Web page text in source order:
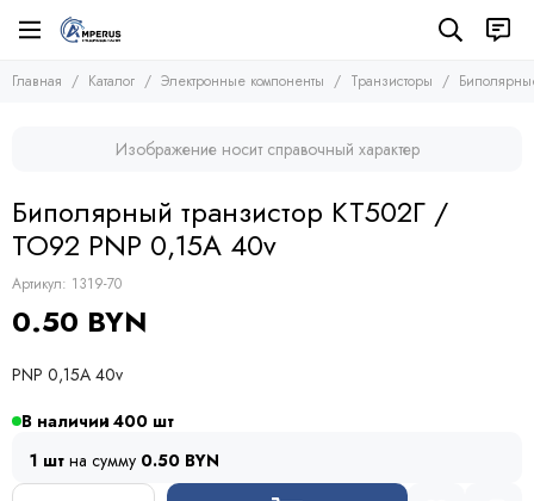
Электронные компоненты
Транзисторы
Транзисторы
Биполярные транзисторы (BJTs)
Тиристоры и симисторы
Модули
Резисторы
Предохранители
Дроссели
Фоточувствительные элементы
Главная Каталог Электронные компоненты Транзисторы
Изображение носит справочный характер
Биполярный транзистор КТ502Г /
TO92 PNP 0,15A 40v
Артикул: 1319-70
0.50 BYN
PNP 0,15A 40v
В наличии 400
1 шт на сумму 0.50 BYN